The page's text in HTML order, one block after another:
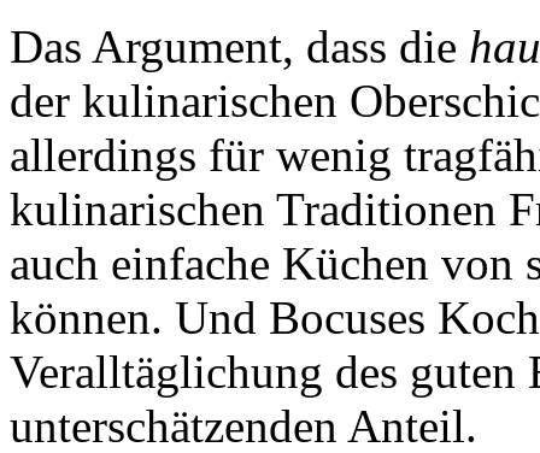
Das Argument, dass die
der kulinarischen
allerdings für wenig
kulinarischen Traditionen
auch einfache Küchen von
können. Und Bocuses
Veralltäglichung des guten
unterschätzenden Anteil.